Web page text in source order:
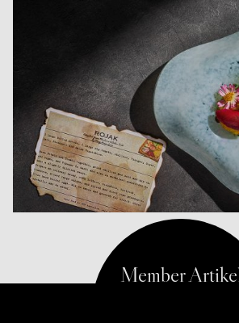
Rojak gibt es in dieser Form nur hier.